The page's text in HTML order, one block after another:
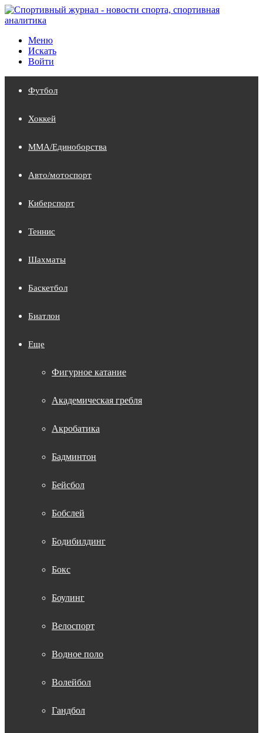
Меню
Искать
Войти
Футбол
Хоккей
MMA/Единоборства
Авто/мотоспорт
Киберспорт
Теннис
Шахматы
Баскетбол
Биатлон
Еще
Фигурное катание
Академическая гребля
Акробатика
Бадминтон
Бейсбол
Бобслей
Бодибилдинг
Бокс
Боулинг
Велоспорт
Водное поло
Волейбол
Гандбол